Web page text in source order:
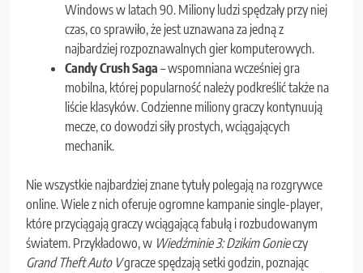
Windows w latach 90. Miliony ludzi spędzały przy niej
czas, co sprawiło, że jest uznawana za jedną z
najbardziej rozpoznawalnych gier komputerowych.
Candy Crush Saga – wspomniana wcześniej gra
mobilna, której popularność należy podkreślić także na
liście klasyków. Codzienne miliony graczy kontynuują
mecze, co dowodzi siły prostych, wciągających
mechanik.
Nie wszystkie najbardziej znane tytuły polegają na rozgrywce
online. Wiele z nich oferuje ogromne kampanie single-player,
które przyciągają graczy wciągającą fabułą i rozbudowanym
światem. Przykładowo, w Wiedźminie 3: Dzikim Gonieczy
Grand Theft Auto Vgracze spędzają setki godzin, poznając